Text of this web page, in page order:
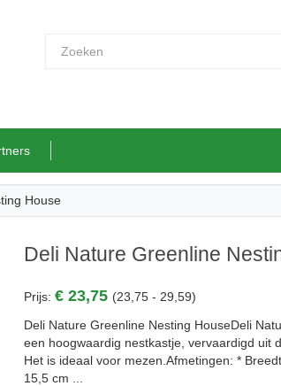
House
Deli Nature Greenline
Prijs:€ 23,75 (23,75 - 29,59)
Deli Nature Greenline Nesting HouseDeli
een hoogwaardig nestkastje, vervaardigd uit
Het is ideaal voor mezen.Afmetingen: *
15,5 cm ...